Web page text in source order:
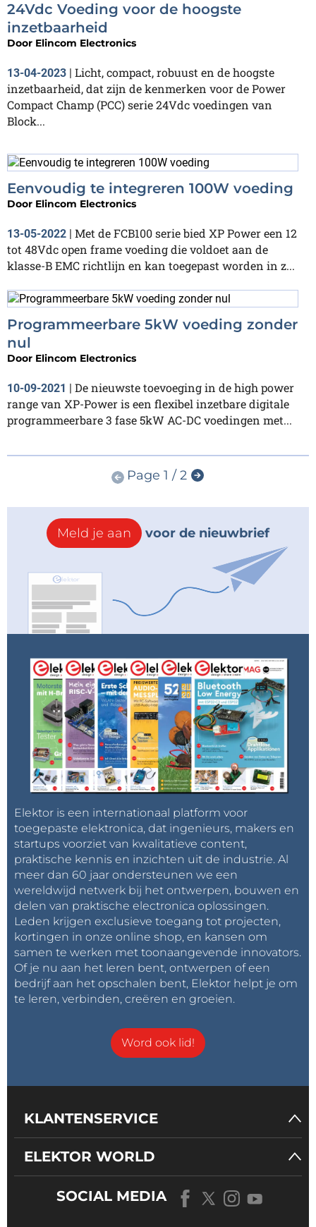
24Vdc Voeding voor de hoogste
inzetbaarheid
Door Elincom Electronics
13-04-2023 | Licht, compact, robuust en de hoogste
inzetbaarheid, dat zijn de kenmerken voor de Power
Compact Champ (PCC) serie 24Vdc voedingen van
Block...
Eenvoudig te integreren 100W voeding
Door Elincom Electronics
13-05-2022 | Met de FCB100 serie bied XP Power een 12
tot 48Vdc open frame voeding die voldoet aan de
klasse-B EMC richtlijn en kan toegepast worden in z...
Programmeerbare 5kW voeding zonder
nul
Door Elincom Electronics
10-09-2021 | De nieuwste toevoeging in de high power
range van XP-Power is een flexibel inzetbare digitale
programmeerbare 3 fase 5kW AC-DC voedingen met...
Page 1 / 2
Meld je aan voor de nieuwbrief
Elektor is een internationaal platform voor
toegepaste elektronica, dat ingenieurs, makers en
startups voorziet van kwalitatieve content,
praktische kennis en inzichten uit de industrie. Al
meer dan 60 jaar ondersteunen we een
wereldwijd netwerk bij het ontwerpen, bouwen en
delen van praktische electronica oplossingen.
Leden krijgen exclusieve toegang tot projecten,
kortingen in onze online shop, en kansen om
samen te werken met toonaangevende innovators.
Of je nu aan het leren bent, ontwerpen of een
bedrijf aan het opschalen bent, Elektor helpt je om
te leren, verbinden, creëren en groeien.
Word ook lid!
KLANTENSERVICE
ELEKTOR WORLD
SOCIAL MEDIA